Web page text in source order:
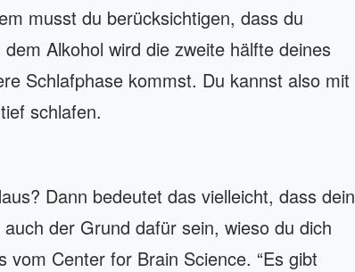
musst du berücksichtigen, dass du
Alkohol wird die zweite hälfte deines
Schlafphase kommst. Du kannst also mit
schlafen.
Dann bedeutet das vielleicht, dass dein
der Grund dafür sein, wieso du dich
Center for Brain Science. “Es gibt